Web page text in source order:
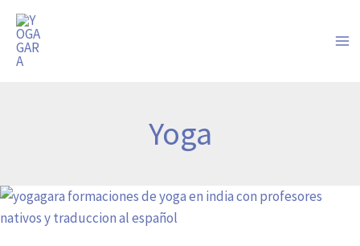
contenido
Yoga
Día
del